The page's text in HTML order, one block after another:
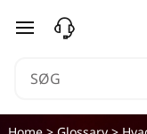
spring til